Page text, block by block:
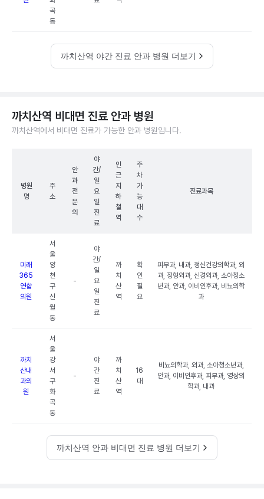
곡
동
까치산역 야간 진료 안과 병원 더보기
까치산역 비대면 진료 안과 병원
까치산역에서 비대면 진료가 가능한 안과 병원입니다.
병원
명
주
소
안
과
전
문
의
야
간/
일
요
일
진
료
인
근
지
하
철
역
주
차
가
능
대
수
진료과목
미래
365
연합
의원
서
울
양
천
구
신
월
동
-
야
간/
일
요
일
진
료
까
치
산
역
확
인
필
요
피부과, 내과, 정신건강의학과, 외
과, 정형외과, 신경외과, 소아청소
년과, 안과, 이비인후과, 비뇨의학
과
까치
산내
과의
원
서
울
강
서
구
화
곡
동
-
야
간
진
료
까
치
산
역
16
대
비뇨의학과, 외과, 소아청소년과,
안과, 이비인후과, 피부과, 영상의
학과, 내과
까치산역 안과 비대면 진료 병원 더보기